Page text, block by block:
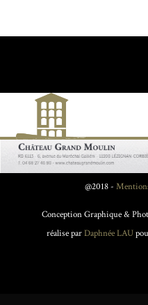
@2018 -
Conception Graphique &
réalise parDaphnée LAU